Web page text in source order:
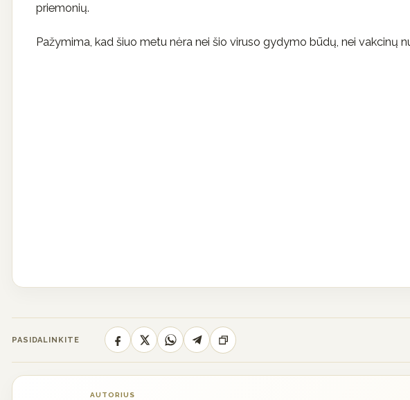
priemonių.
Pažymima, kad šiuo metu nėra nei šio viruso gydymo būdų, nei vakcinų
PASIDALINKITE
AUTORIUS